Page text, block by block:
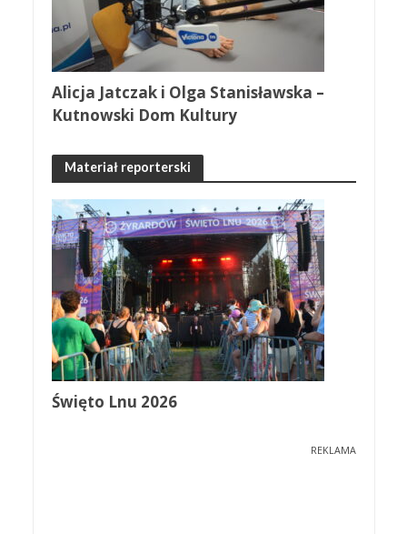
Alicja Jatczak i Olga Stanisławska –
Kutnowski Dom Kultury
Materiał reporterski
Święto Lnu 2026
REKLAMA